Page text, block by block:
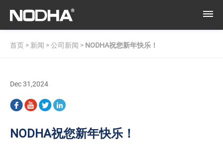
首页 > 新闻 >公司新闻 > NODHA祝您新年快乐！
Dec 31,2024
NODHA祝您新年快乐！